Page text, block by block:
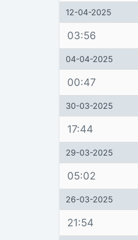
12-04-2025
03:56
04-04-2025
00:47
30-03-2025
17:44
29-03-2025
05:02
26-03-2025
21:54